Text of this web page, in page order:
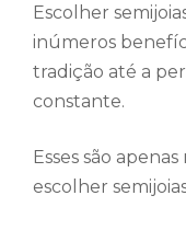
Escolher
inúmeros
tradição até a
constante.
Esses são
escolher